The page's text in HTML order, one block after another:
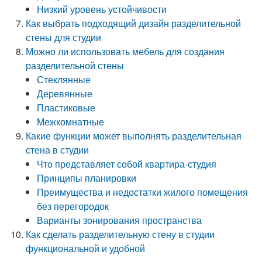
Низкий уровень устойчивости
Как выбрать подходящий дизайн разделительной
стены для студии
Можно ли использовать мебель для создания
разделительной стены
Стеклянные
Деревянные
Пластиковые
Межкомнатные
Какие функции может выполнять разделительная
стена в студии
Что представляет собой квартира-студия
Принципы планировки
Преимущества и недостатки жилого помещения
без перегородок
Варианты зонирования пространства
Как сделать разделительную стену в студии
функциональной и удобной